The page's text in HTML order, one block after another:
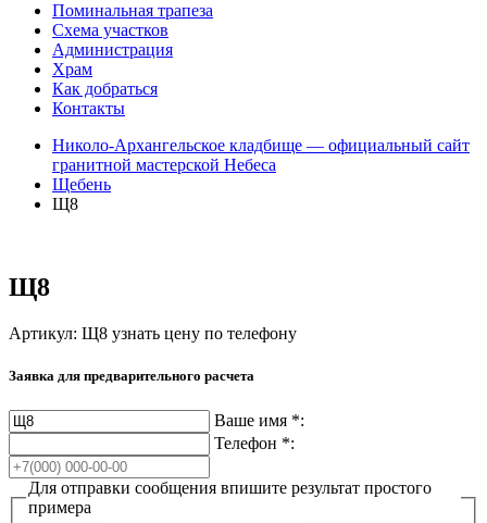
Поминальная трапеза
Схема участков
Администрация
Храм
Как добраться
Контакты
Николо-Архангельское кладбище — официальный сайт
гранитной мастерской Небеса
Щебень
Щ8
Щ8
Артикул: Щ8 узнать цену по телефону
Заявка для предварительного расчета
Ваше имя *:
Телефон *:
Для отправки сообщения впишите результат простого
примера